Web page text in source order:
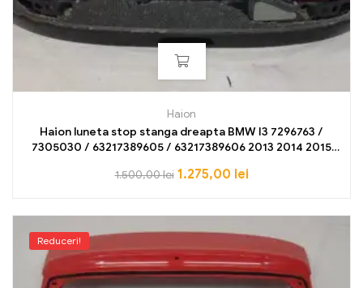
Haion
Haion luneta stop stanga dreapta BMW I3 7296763 /
7305030 / 63217389605 / 63217389606 2013 2014 2015
1.500,00lei 1.275,00 lei
Reduceri!